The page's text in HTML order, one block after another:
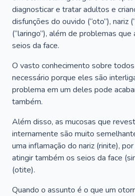
diagnosticar e tratar adultos e
disfunções do ouvido (“oto”), nariz
(“laringo”), além de problemas
seios da face.
O vasto conhecimento sobre
necessário porque eles são
problema em um deles pode
também.
Além disso, as mucosas que
internamente são muito
uma inflamação do nariz (rinite),
atingir também os seios da face
(otite).
Quando o assunto é o que um